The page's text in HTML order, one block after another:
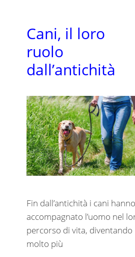
Cani, il loro
ruolo
dall’antichità
Fin dall’antichità i cani hanno
accompagnato l’uomo nel
percorso di vita, diventando
molto più